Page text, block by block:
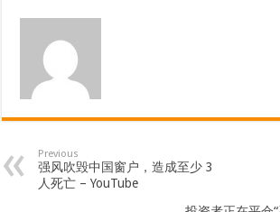
Previous
强风吹毁中国窗户，造成至少 3
人死亡 – YouTube